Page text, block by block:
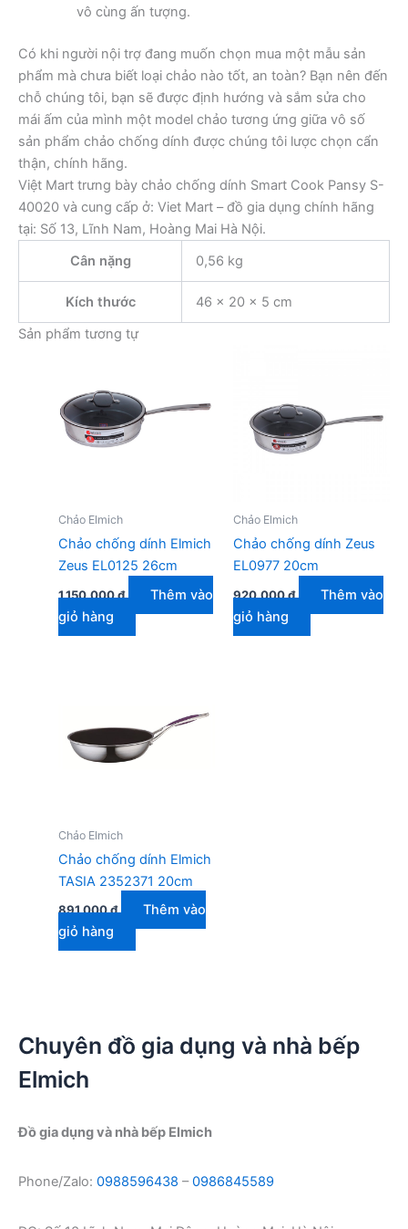
vô cùng ấn tượng.
Có khi người nội trợ đang muốn chọn mua một mẫu sản
phẩm mà chưa biết loại chảo nào tốt, an toàn? Bạn nên đến
chỗ chúng tôi, bạn sẽ được định hướng và sắm sửa cho
mái ấm của mình một model chảo tương ứng giữa vô số
sản phẩm chảo chống dính được chúng tôi lược chọn cẩn
thận, chính hãng.
Việt Mart trưng bày chảo chống dính Smart Cook Pansy S-
40020 và cung cấp ở: Viet Mart – đồ gia dụng chính hãng
tại: Số 13, Lĩnh Nam, Hoàng Mai Hà Nội.
Cân nặng
0,56 kg
Kích thước
46 × 20 × 5 cm
Sản phẩm tương tự
Chảo Elmich
Chảo chống dính Elmich
Zeus EL0125 26cm
1.150.000₫
Thêm vào
giỏ hàng
Chảo Elmich
Chảo chống dính Zeus
EL0977 20cm
920.000₫
Thêm vào
giỏ hàng
Chảo Elmich
Chảo chống dính Elmich
TASIA 2352371 20cm
891.000₫
Thêm vào
giỏ hàng
Chuyên đồ gia dụng và nhà bếp
Elmich
Đồ gia dụng và nhà bếp Elmich
Phone/Zalo: 0988596438 –0986845589